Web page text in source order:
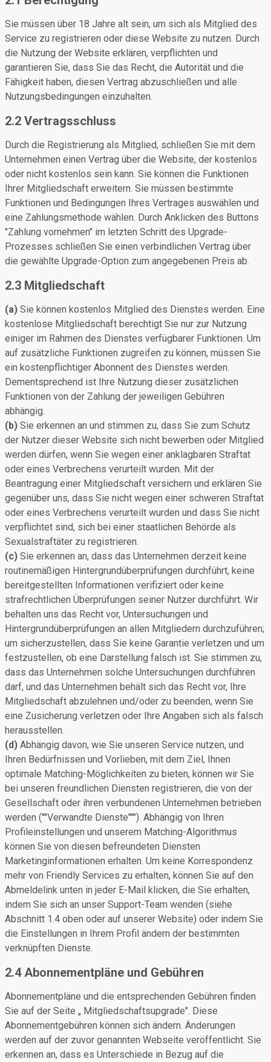
Sie müssen über 18 Jahre alt sein, um sich als Mitglied des
Service zu registrieren oder diese Website zu nutzen. Durch
die Nutzung der Website erklären, verpflichten und
garantieren Sie, dass Sie das Recht, die Autorität und die
Fähigkeit haben, diesen Vertrag abzuschließen und alle
Nutzungsbedingungen einzuhalten.
2.2 Vertragsschluss
Durch die Registrierung als Mitglied, schließen Sie mit dem
Unternehmen einen Vertrag über die Website, der kostenlos
oder nicht kostenlos sein kann. Sie können die Funktionen
Ihrer Mitgliedschaft erweitern. Sie müssen bestimmte
Funktionen und Bedingungen Ihres Vertrages auswählen und
eine Zahlungsmethode wählen. Durch Anklicken des Buttons
"Zahlung vornehmen" im letzten Schritt des Upgrade-
Prozesses schließen Sie einen verbindlichen Vertrag über
die gewählte Upgrade-Option zum angegebenen Preis ab.
2.3 Mitgliedschaft
(a) Sie können kostenlos Mitglied des Dienstes werden. Eine
kostenlose Mitgliedschaft berechtigt Sie nur zur Nutzung
einiger im Rahmen des Dienstes verfügbarer Funktionen. Um
auf zusätzliche Funktionen zugreifen zu können, müssen Sie
ein kostenpflichtiger Abonnent des Dienstes werden.
Dementsprechend ist Ihre Nutzung dieser zusätzlichen
Funktionen von der Zahlung der jeweiligen Gebühren
abhängig.
(b) Sie erkennen an und stimmen zu, dass Sie zum Schutz
der Nutzer dieser Website sich nicht bewerben oder Mitglied
werden dürfen, wenn Sie wegen einer anklagbaren Straftat
oder eines Verbrechens verurteilt wurden. Mit der
Beantragung einer Mitgliedschaft versichern und erklären Sie
gegenüber uns, dass Sie nicht wegen einer schweren Straftat
oder eines Verbrechens verurteilt wurden und dass Sie nicht
verpflichtet sind, sich bei einer staatlichen Behörde als
Sexualstraftäter zu registrieren.
(c) Sie erkennen an, dass das Unternehmen derzeit keine
routinemäßigen Hintergrundüberprüfungen durchführt, keine
bereitgestellten Informationen verifiziert oder keine
strafrechtlichen Überprüfungen seiner Nutzer durchführt. Wir
behalten uns das Recht vor, Untersuchungen und
Hintergrundüberprüfungen an allen Mitgliedern durchzuführen;
um sicherzustellen, dass Sie keine Garantie verletzen und um
festzustellen, ob eine Darstellung falsch ist. Sie stimmen zu,
dass das Unternehmen solche Untersuchungen durchführen
darf, und das Unternehmen behält sich das Recht vor, Ihre
Mitgliedschaft abzulehnen und/oder zu beenden, wenn Sie
eine Zusicherung verletzen oder Ihre Angaben sich als falsch
herausstellen.
(d) Abhängig davon, wie Sie unseren Service nutzen, und
Ihren Bedürfnissen und Vorlieben, mit dem Ziel, Ihnen
optimale Matching-Möglichkeiten zu bieten, können wir Sie
bei unseren freundlichen Diensten registrieren, die von der
Gesellschaft oder ihren verbundenen Unternehmen betrieben
werden (""Verwandte Dienste"""). Abhängig von Ihren
Profileinstellungen und unserem Matching-Algorithmus
können Sie von diesen befreundeten Diensten
Marketinginformationen erhalten. Um keine Korrespondenz
mehr von Friendly Services zu erhalten, können Sie auf den
Abmeldelink unten in jeder E-Mail klicken, die Sie erhalten,
indem Sie sich an unser Support-Team wenden (siehe
Abschnitt 1.4 oben oder auf unserer Website) oder indem Sie
die Einstellungen in Ihrem Profil ändern der bestimmten
verknüpften Dienste.
2.4 Abonnementpläne und Gebühren
Abonnementpläne und die entsprechenden Gebühren finden
Sie auf der Seite „ Mitgliedschaftsupgrade". Diese
Abonnementgebühren können sich ändern. Änderungen
werden auf der zuvor genannten Webseite veröffentlicht. Sie
erkennen an, dass es Unterschiede in Bezug auf die